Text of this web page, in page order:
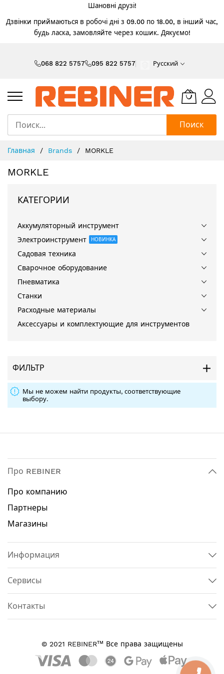
Шановні друзі!
Дзвінки приймаються в робочі дні з 09.00 по 18.00, в інший час,
будь ласка, замовляйте через кошик. Дякуємо!
068 822 5757 095 822 5757 Русский
Поиск
Главная Brands MORKLE
MORKLE
ФИЛЬТР
Мы не можем найти продукты, соответствующие
выбору.
КАТЕГОРИИ
Аккумуляторный инструмент
Электроинструмент
НОВИНКА
Садовая техника
Сварочное оборудование
Пневматика
Станки
Расходные материалы
Аксессуары и комплектующие для инструментов
Про REBINER
Про компанию
Партнеры
Магазины
Информация
Сервисы
Контакты
© 2021 REBINERтм Все права защищены